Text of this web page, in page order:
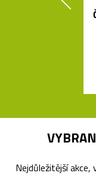
Nejdůležitější